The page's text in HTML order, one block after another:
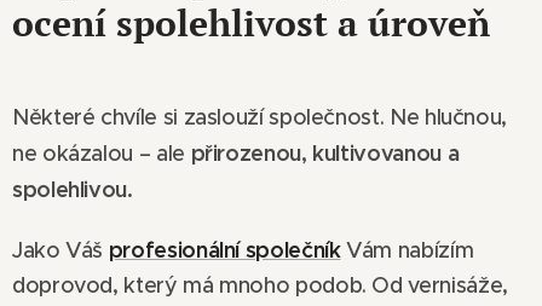
ocení spolehlivost a úroveň
Některé chvíle si zaslouží společnost. Ne hlučnou,
ne okázalou – ale přirozenou, kultivovanou a
spolehlivou.
Jako Váš profesionální společníkVám nabízím
doprovod, který má mnoho podob. Od vernisáže,